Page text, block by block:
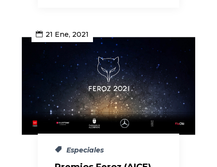
21 Ene, 2021
Especiales